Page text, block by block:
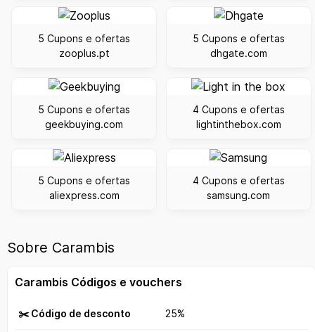
5 Cupons e ofertas
zooplus.pt
5 Cupons e ofertas
dhgate.com
5 Cupons e ofertas
geekbuying.com
4 Cupons e ofertas
lightinthebox.com
5 Cupons e ofertas
aliexpress.com
4 Cupons e ofertas
samsung.com
Sobre Carambis
Carambis Códigos e vouchers
✂️ Código de desconto 25%